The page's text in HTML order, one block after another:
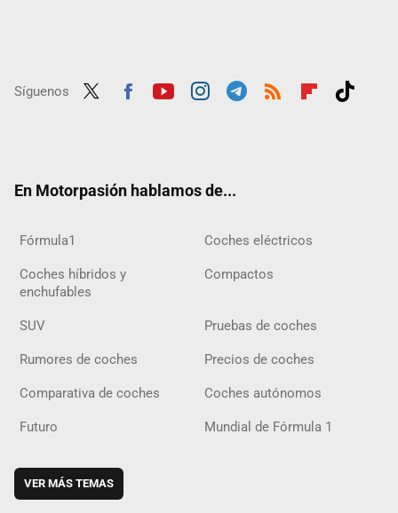
Síguenos
En Motorpasión hablamos de...
Fórmula1 Coches eléctricos
Coches híbridos y
enchufables
Compactos
SUV Pruebas de coches
Rumores de coches Precios de coches
Comparativa de coches Coches autónomos
Futuro Mundial de Fórmula 1
VER MÁS TEMAS